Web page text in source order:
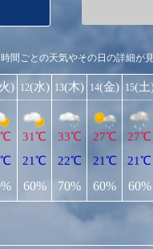
間ごとの天気やその日の詳細が見
) 12(水)
31℃
21℃
60%
13(木)
33℃
22℃
70%
14(金)
27℃
21℃
60%
15(土
27℃
21℃
60%